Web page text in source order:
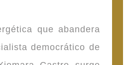
que abandera
democrático de